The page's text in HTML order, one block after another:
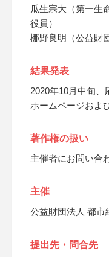
瓜生宗大（第一生
役員）
梛野良明（公益財
結果発表
2020年10月中旬
ホームページおよ
著作権の扱い
主催者にお問い合
主催
公益財団法人 都市
提出先・問合先